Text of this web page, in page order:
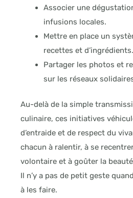
Associer une
infusions locales.
Mettre en place un
recettes et d’ingrédients.
Partager les photos et
sur les réseaux
Au-delà de la simple
culinaire, ces initiatives
d’entraide et de respect du
chacun à ralentir, à se
volontaire et à goûter la
Il n’y a pas de petit geste
à les faire.